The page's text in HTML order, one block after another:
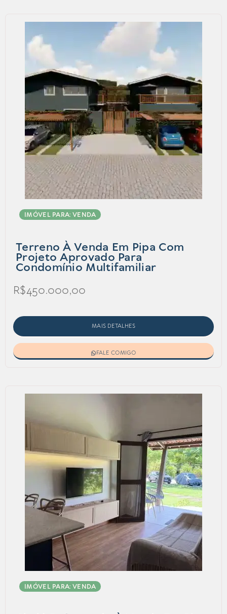
IMÓVEL PARA: VENDA
Terreno À Venda Em Pipa Com
Projeto Aprovado Para
Condomínio Multifamiliar
R$450.000,00
MAIS DETALHES
FALE COMIGO
IMÓVEL PARA: VENDA